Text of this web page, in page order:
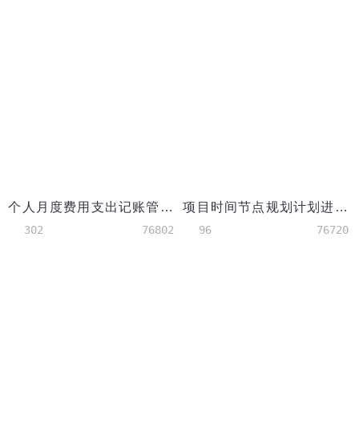
个人月度费用支出记账管理
302 76802
项目时间节点规划计划进度表甘特图模板
96 76720